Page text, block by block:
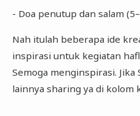
- Doa penutup dan salam
Nah itulah beberapa ide
inspirasi untuk kegiatan
Semoga menginspirasi. Jika
lainnya sharing ya di kolom